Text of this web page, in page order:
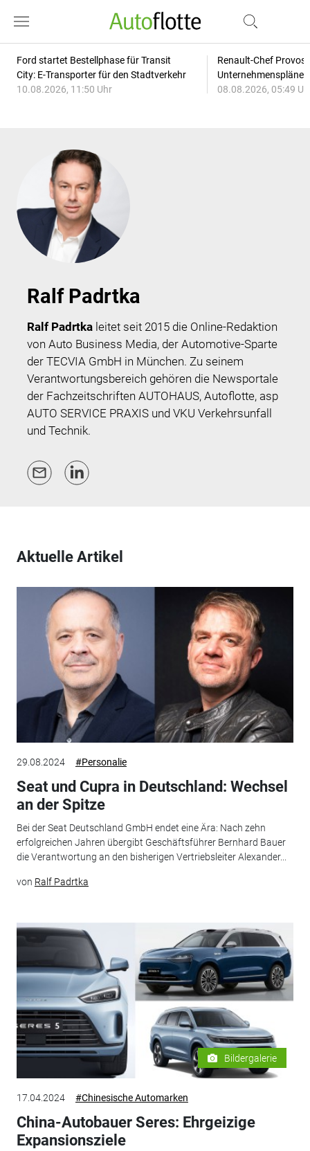
Ford startet Bestellphase für Transit
City: E-Transporter für den Stadtverkehr
10.08.2026, 11:50 Uhr
Renault-Chef
08.08.2026, 05:49
Ralf Padrtka
Ralf Padrtkaleitet seit 2015 die Online-Redaktion
von Auto Business Media, derAutomotive-Sparte
der TECVIA GmbH in München. Zu seinem
Verantwortungsbereich gehören die Newsportale
der Fachzeitschriften AUTOHAUS, Autoflotte, asp
AUTO SERVICE PRAXIS und VKU Verkehrsunfall
und Technik.
Aktuelle Artikel
29.08.2024 #Personalie
Seat und Cupra in Deutschland: Wechsel
an der Spitze
Bei der Seat Deutschland GmbH endet eine Ära: Nach zehn
erfolgreichen Jahren übergibt Geschäftsführer Bernhard Bauer
die Verantwortung an den bisherigen Vertriebsleiter Alexander...
von Ralf Padrtka
Bildergalerie
17.04.2024 #Chinesische Automarken
China-Autobauer Seres: Ehrgeizige
Expansionsziele